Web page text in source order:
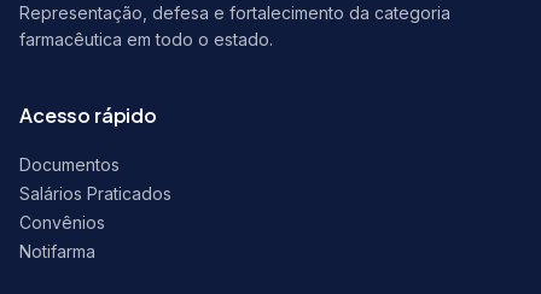
Representação, defesa e fortalecimento da categoria
farmacêutica em todo o estado.
Acesso rápido
Documentos
Salários Praticados
Convênios
Notifarma